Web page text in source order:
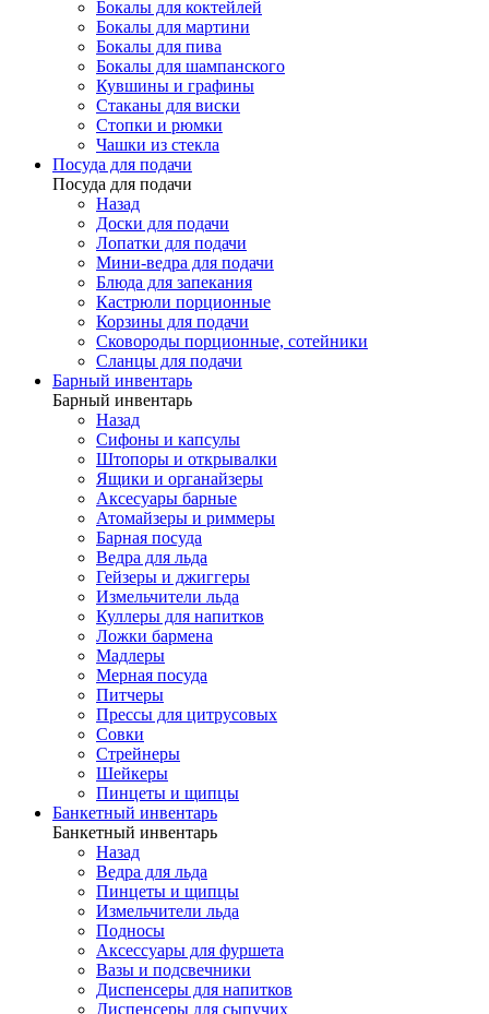
Бокалы для коктейлей
Бокалы для мартини
Бокалы для пива
Бокалы для шампанского
Кувшины и графины
Стаканы для виски
Стопки и рюмки
Чашки из стекла
Посуда для подачи
Посуда для подачи
Назад
Доски для подачи
Лопатки для подачи
Мини-ведра для подачи
Блюда для запекания
Кастрюли порционные
Корзины для подачи
Сковороды порционные, сотейники
Сланцы для подачи
Барный инвентарь
Барный инвентарь
Назад
Сифоны и капсулы
Штопоры и открывалки
Ящики и органайзеры
Аксесуары барные
Атомайзеры и риммеры
Барная посуда
Ведра для льда
Гейзеры и джиггеры
Измельчители льда
Куллеры для напитков
Ложки бармена
Мадлеры
Мерная посуда
Питчеры
Прессы для цитрусовых
Совки
Стрейнеры
Шейкеры
Пинцеты и щипцы
Банкетный инвентарь
Банкетный инвентарь
Назад
Ведра для льда
Пинцеты и щипцы
Измельчители льда
Подносы
Аксессуары для фуршета
Вазы и подсвечники
Диспенсеры для напитков
Диспенсеры для сыпучих